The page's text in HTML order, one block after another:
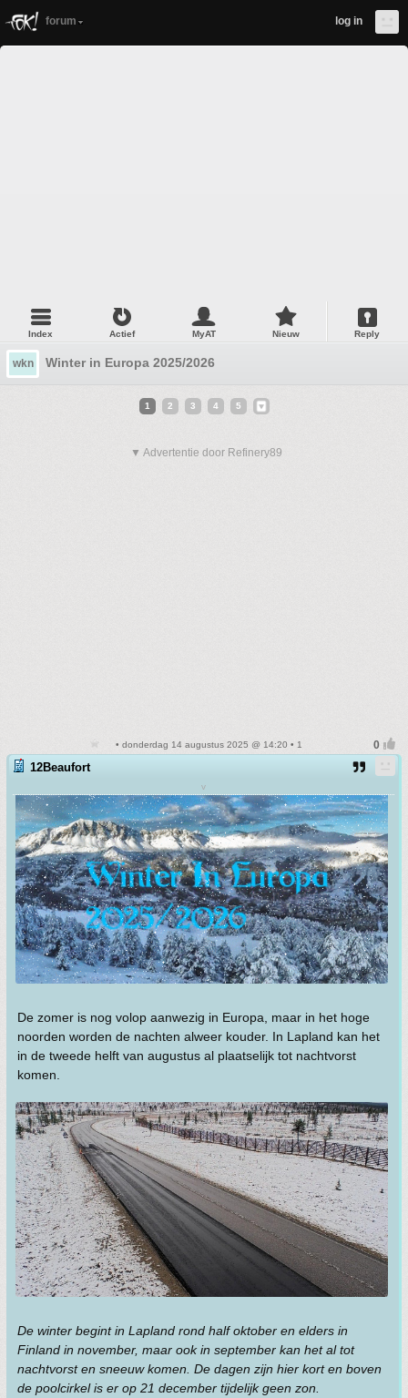
forum log in
Index Actief MyAT Nieuw Reply
wkn Winter in Europa 2025/2026
1 2 3 4 5
▼ Advertentie door Refinery89
• donderdag 14 augustus 2025 @ 14:20 • 1
12Beaufort
v
De zomer is nog volop aanwezig in Europa, maar in het hoge
noorden worden de nachten alweer kouder. In Lapland kan het
in de tweede helft van augustus al plaatselijk tot nachtvorst
komen.
De winter begint in Lapland rond half oktober en elders in
Finland in november, maar ook in september kan het al tot
nachtvorst en sneeuw komen. De dagen zijn hier kort en boven
de poolcirkel is er op 21 december tijdelijk geen zon.